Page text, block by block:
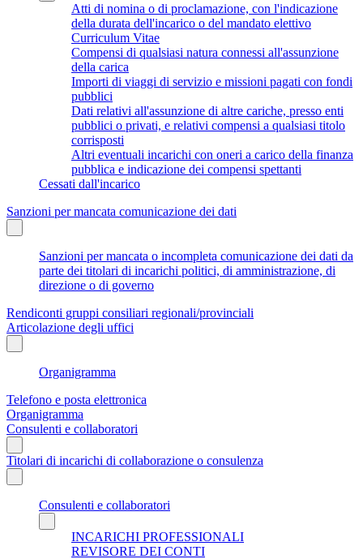
Atti di nomina o di proclamazione, con l'indicazione
della durata dell'incarico o del mandato elettivo
Curriculum Vitae
Compensi di qualsiasi natura connessi all'assunzione
della carica
Importi di viaggi di servizio e missioni pagati con fondi
pubblici
Dati relativi all'assunzione di altre cariche, presso enti
pubblici o privati, e relativi compensi a qualsiasi titolo
corrisposti
Altri eventuali incarichi con oneri a carico della finanza
pubblica e indicazione dei compensi spettanti
Cessati dall'incarico
Sanzioni per mancata comunicazione dei dati
Sanzioni per mancata o incompleta comunicazione dei dati da
parte dei titolari di incarichi politici, di amministrazione, di
direzione o di governo
Rendiconti gruppi consiliari regionali/provinciali
Articolazione degli uffici
Organigramma
Telefono e posta elettronica
Organigramma
Consulenti e collaboratori
Titolari di incarichi di collaborazione o consulenza
Consulenti e collaboratori
INCARICHI PROFESSIONALI
REVISORE DEI CONTI